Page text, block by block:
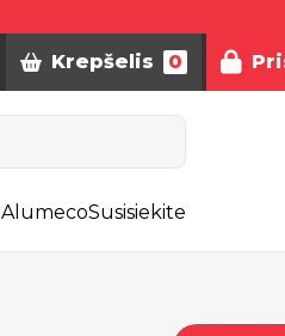
Krepšelis 0
AlumecoSusisiekite